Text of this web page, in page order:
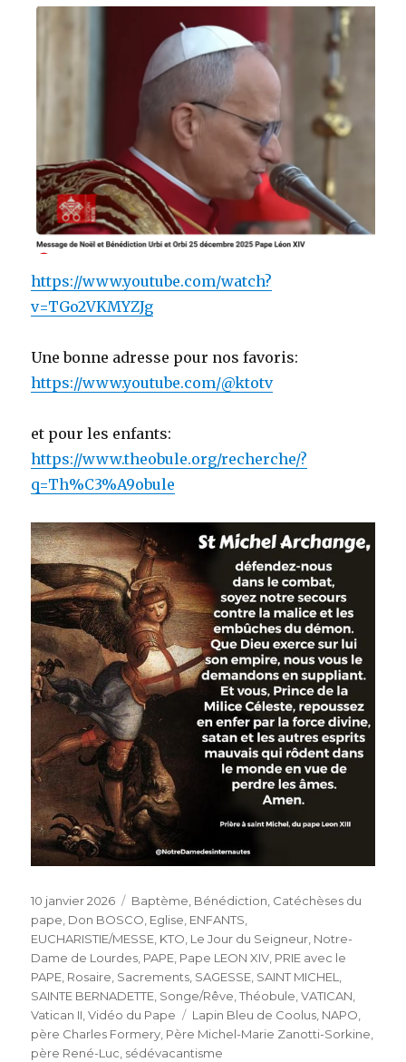
https://www.youtube.com/watch?
v=TGo2VKMYZJg
Une bonne adresse pour nos favoris:
https://www.youtube.com/@ktotv
et pour les enfants:
https://www.theobule.org/recherche/?
q=Th%C3%A9obule
Publié
le
10 janvier 2026 Catégories
Baptème Bénédiction Catéchèses du
pape Don BOSCO Eglise ENFANTS
EUCHARISTIE/MESSE KTO Le Jour du Seigneur Notre-
Dame de Lourdes PAPE Pape LEON XIV PRIE avec le
PAPE Rosaire Sacrements SAGESSE SAINT MICHEL
SAINTE BERNADETTE Songe/Rêve ,Théobule ,VATICAN
Vatican II ,Vidéo du Pape Étiquettes
Lapin Bleu de Coolus NAPO
père Charles Formery Père Michel-Marie Zanotti-Sorkine
père René-Luc sédévacantisme